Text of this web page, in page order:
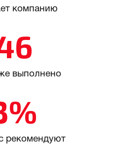
компанию
выполнено
рекомендуют